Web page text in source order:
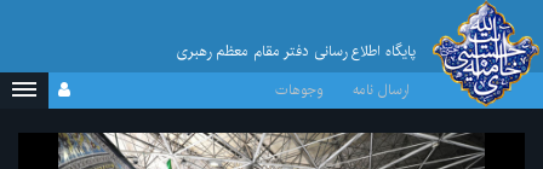
پایگاه اطلاع رسانی دفتر مقام معظم رهبری
ارسال نامه
وجوهات